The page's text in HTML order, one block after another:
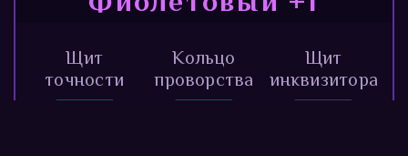
Щит
точности
Кольцо
проворства
Щит
инквизитора